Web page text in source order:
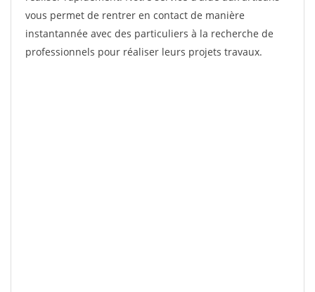
vous permet de rentrer en contact de manière
instantannée avec des particuliers à la recherche de
professionnels pour réaliser leurs projets travaux.